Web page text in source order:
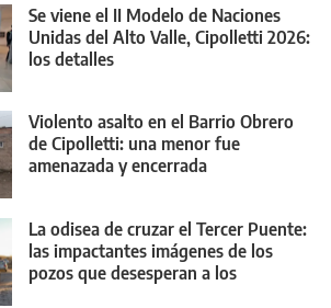
Se viene el II Modelo de Naciones
Unidas del Alto Valle, Cipolletti 2026:
los detalles
Violento asalto en el Barrio Obrero
de Cipolletti: una menor fue
amenazada y encerrada
La odisea de cruzar el Tercer Puente:
las impactantes imágenes de los
pozos que desesperan a los